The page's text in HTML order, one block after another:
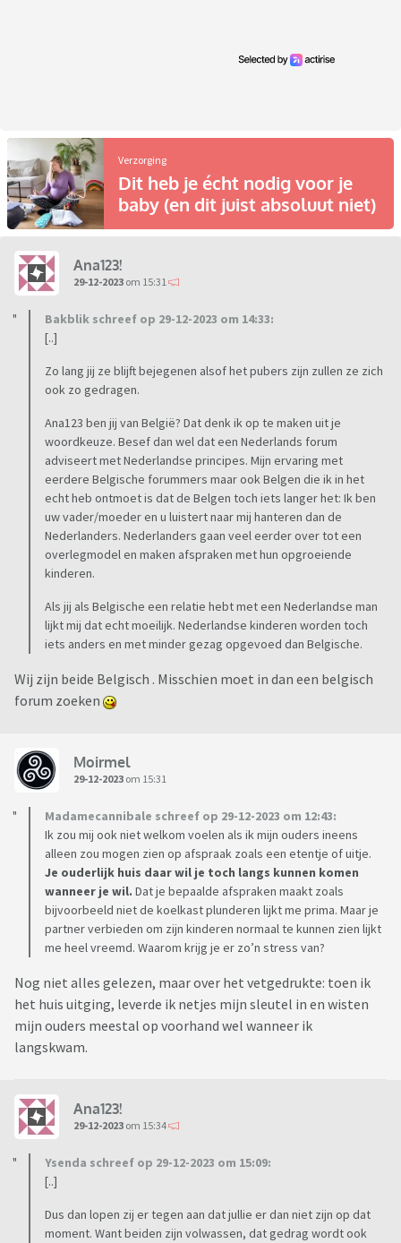
Verzorging
Dit heb je écht nodig voor je
baby (en dit juist absoluut niet)
Ana123!
29-12-2023 om 15:31
Bakblik schreef op 29-12-2023 om 14:33:
[..]
Zo lang jij ze blijft bejegenen alsof het pubers zijn zullen ze zich
ook zo gedragen.
Ana123 ben jij van België? Dat denk ik op te maken uit je
woordkeuze. Besef dan wel dat een Nederlands forum
adviseert met Nederlandse principes. Mijn ervaring met
eerdere Belgische forummers maar ook Belgen die ik in het
echt heb ontmoet is dat de Belgen toch iets langer het: Ik ben
uw vader/moeder en u luistert naar mij hanteren dan de
Nederlanders. Nederlanders gaan veel eerder over tot een
overlegmodel en maken afspraken met hun opgroeiende
kinderen.
Als jij als Belgische een relatie hebt met een Nederlandse man
lijkt mij dat echt moeilijk. Nederlandse kinderen worden toch
iets anders en met minder gezag opgevoed dan Belgische.
Wij zijn beide Belgisch . Misschien moet in dan een belgisch
forum zoeken
Moirmel
29-12-2023 om 15:31
Madamecannibale schreef op 29-12-2023 om 12:43:
Ik zou mij ook niet welkom voelen als ik mijn ouders ineens
alleen zou mogen zien op afspraak zoals een etentje of uitje.
Je ouderlijk huis daar wil je toch langs kunnen komen
wanneer je wil. Dat je bepaalde afspraken maakt zoals
bijvoorbeeld niet de koelkast plunderen lijkt me prima. Maar je
partner verbieden om zijn kinderen normaal te kunnen zien lijkt
me heel vreemd. Waarom krijg je er zo’n stress van?
Nog niet alles gelezen, maar over het vetgedrukte: toen ik
het huis uitging, leverde ik netjes mijn sleutel in en wisten
mijn ouders meestal op voorhand wel wanneer ik
langskwam.
Ana123!
29-12-2023 om 15:34
Ysenda schreef op 29-12-2023 om 15:09:
[..]
Dus dan lopen zij er tegen aan dat jullie er dan niet zijn op dat
moment. Want beiden zijn volwassen, dat gedrag wordt ook